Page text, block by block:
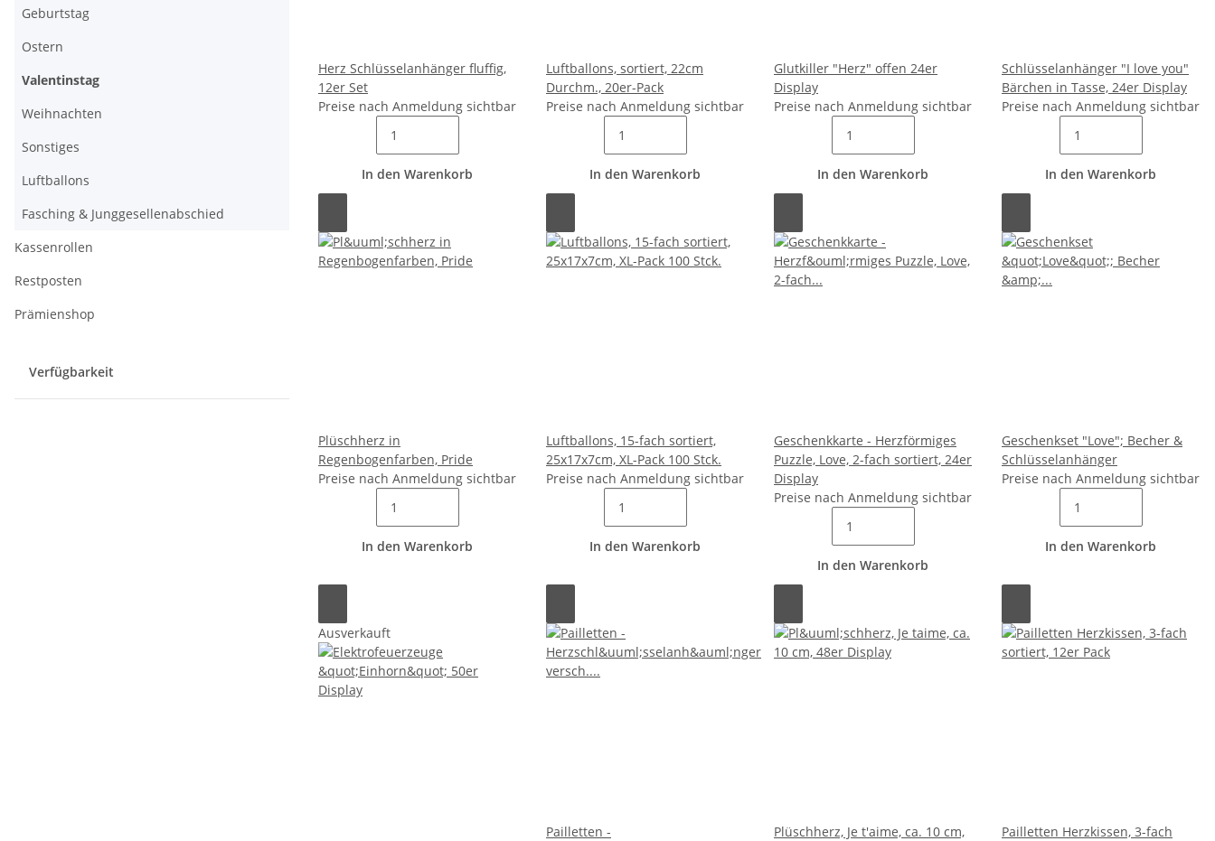
Herz Schlüsselanhänger fluffig,
12er Set
Preise nach Anmeldung sichtbar
In den Warenkorb
Luftballons, sortiert, 22cm
Durchm., 20er-Pack
Preise nach Anmeldung sichtbar
In den Warenkorb
Glutkiller "Herz" offen 24er
Display
Preise nach Anmeldung sichtbar
In den Warenkorb
Schlüsselanhänger "I love you"
Bärchen in Tasse, 24er Display
Preise nach Anmeldung sichtbar
In den Warenkorb
Plüschherz in
Regenbogenfarben, Pride
Preise nach Anmeldung sichtbar
In den Warenkorb
Luftballons, 15-fach sortiert,
25x17x7cm, XL-Pack 100 Stck.
Preise nach Anmeldung sichtbar
In den Warenkorb
Geschenkkarte - Herzförmiges
Puzzle, Love, 2-fach sortiert, 24er
Display
Preise nach Anmeldung sichtbar
In den Warenkorb
Geschenkset "Love"; Becher &
Schlüsselanhänger
Preise nach Anmeldung sichtbar
In den Warenkorb
Ausverkauft
Pailletten -
Plüschherz, Je t'aime, ca. 10 cm,
Pailletten Herzkissen, 3-fach
Geburtstag
Ostern
Valentinstag
Weihnachten
Sonstiges
Luftballons
Fasching & Junggesellenabschied
Kassenrollen
Restposten
Prämienshop
Verfügbarkeit